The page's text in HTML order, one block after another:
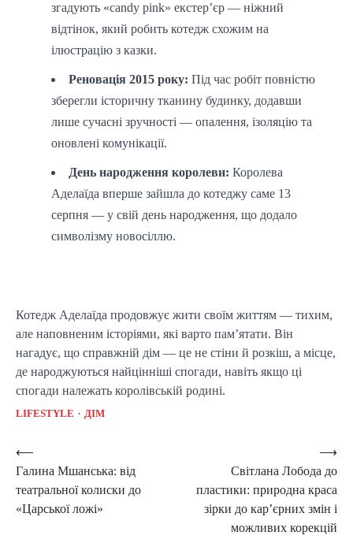
згадують «candy pink» екстер’єр — ніжний
відтінок, який робить котедж схожим на
ілюстрацію з казки.
Реновація 2015 року: Під час робіт повністю
зберегли історичну тканину будинку, додавши
лише сучасні зручності — опалення, ізоляцію та
оновлені комунікації.
День народження королеви: Королева
Аделаїда вперше зайшла до котеджу саме 13
серпня — у свій день народження, що додало
символізму новосіллю.
Котедж Аделаїда продовжує жити своїм життям — тихим,
але наповненим історіями, які варто пам’ятати. Він
нагадує, що справжній дім — це не стіни й розкіш, а місце,
де народжуються найцінніші спогади, навіть якщо ці
спогади належать королівській родині.
LIFESTYLE ДІМ
Post
navigation
⟵
Галина Мшанська: від
театральної колиски до
«Царської ложі»
Світлана Лобода до
пластики: природна краса
зірки до кар’єрних змін і
можливих корекцій
⟶